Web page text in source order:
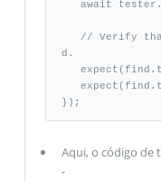
d.
});
Aqui, o código de
-